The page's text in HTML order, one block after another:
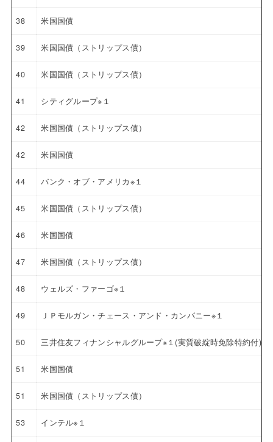
38 米国国債
39 米国国債（ストリップス債）
40 米国国債（ストリップス債）
41 シティグループ※１
42 米国国債（ストリップス債）
42 米国国債
44 バンク・オブ・アメリカ※１
45 米国国債（ストリップス債）
46 米国国債
47 米国国債（ストリップス債）
48 ウェルズ・ファーゴ※１
49 ＪＰモルガン・チェース・アンド・カンパニー※１
50 三井住友フィナンシャルグループ※１(実質破綻時免除特約付)
51 米国国債
51 米国国債（ストリップス債）
53 インテル※１